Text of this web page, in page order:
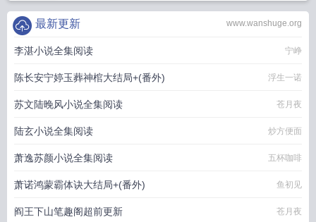
www.wanshuge.org
最新更新
李湛小说全集阅读 宁峥
陈长安宁婷玉葬神棺大结局+(番外) 浮生一诺
苏文陆晚风小说全集阅读 苍月夜
陆玄小说全集阅读 炒方便面
萧逸苏颜小说全集阅读 五杯咖啡
萧诺鸿蒙霸体诀大结局+(番外) 鱼初见
阎王下山笔趣阁超前更新 苍月夜